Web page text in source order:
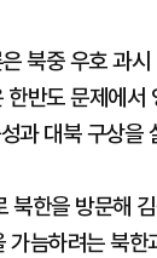
북중 우호 과
반도 문제에서
과 대북 구상을
한을 방문해
늠하려는 북